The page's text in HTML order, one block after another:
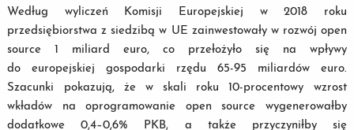
Według wyliczeń Komisji Europejskiej w 2018 roku
przedsiębiorstwa z siedzibą w UE zainwestowały w rozwój open
source 1 miliard euro, co przełożyło się na wpływy
do europejskiej gospodarki rzędu 65-95 miliardów euro.
Szacunki pokazują, że w skali roku 10-procentowy wzrost
wkładów na oprogramowanie open source wygenerowałby
dodatkowe 0,4–0,6% PKB, a także przyczyniłby się